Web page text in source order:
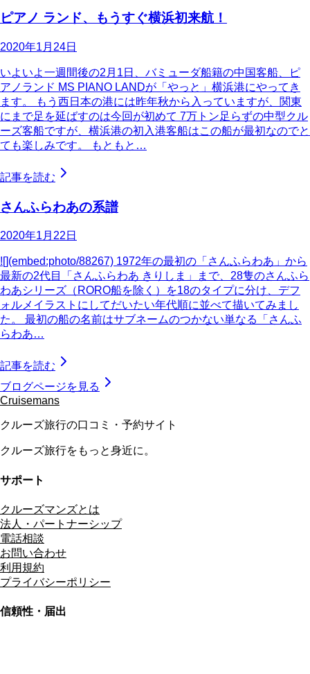
ピアノ ランド、もうすぐ横浜初来航！
2020年1月24日
いよいよ一週間後の2月1日、バミューダ船籍の中国客船、ピ
アノランド MS PIANO LANDが「やっと」横浜港にやってき
ます。 もう西日本の港には昨年秋から入っていますが、関東
にまで足を延ばすのは今回が初めて 7万トン足らずの中型クル
ーズ客船ですが、横浜港の初入港客船はこの船が最初なのでと
ても楽しみです。 もともと…
記事を読む
さんふらわあの系譜
2020年1月22日
![](embed:photo/88267) 1972年の最初の「さんふらわあ」から
最新の2代目「さんふらわあ きりしま」まで、28隻のさんふら
わあシリーズ（RORO船を除く）を18のタイプに分け、デフ
ォルメイラストにしてだいたい年代順に並べて描いてみまし
た。 最初の船の名前はサブネームのつかない単なる「さんふ
らわあ…
記事を読む
ブログページを見る
Cruisemans
クルーズ旅行の口コミ・予約サイト
クルーズ旅行をもっと身近に。
サポート
クルーズマンズとは
法人・パートナーシップ
電話相談
お問い合わせ
利用規約
プライバシーポリシー
信頼性・届出